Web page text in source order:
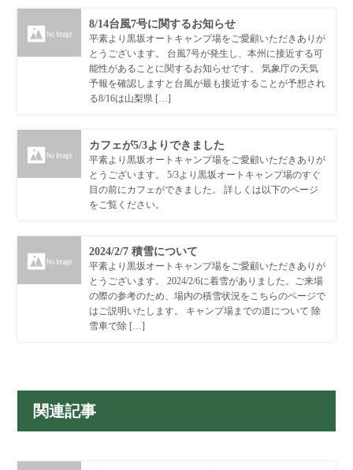
8/14台風7号に関するお知らせ
平素より黒坂オートキャンプ場をご愛顧いただきありが
とうございます。 台風7号が発生し、本州に接近する可
能性があることに関するお知らせです。 気象庁の天気
予報を確認しますと台風が最も接近することが予想され
る8/16は山梨県 […]
カフェが5/3よりできました
平素より黒坂オートキャンプ場をご愛顧いただきありが
とうございます。 5/3より黒坂オートキャンプ場のすぐ
目の前にカフェができました。 詳しくは以下のページ
をご覧ください。
2024/2/7 積雪について
平素より黒坂オートキャンプ場をご愛顧いただきありが
とうございます。 2024/2/6に着雪がありました。ご来場
の際の参考のため、場内の積雪状況をこちらのページで
はご説明いたします。 キャンプ場までの道について 除
雪車で除 […]
関連記事